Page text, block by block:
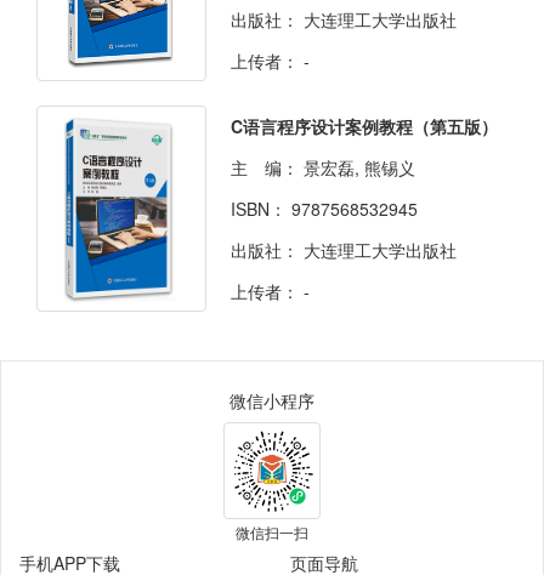
出版社： 大连理工大学出版社
上传者： -
C语言程序设计案例教程（第五版）
主 编： 景宏磊, 熊锡义
ISBN： 9787568532945
出版社： 大连理工大学出版社
上传者： -
微信小程序
微信扫一扫
手机APP下载 页面导航